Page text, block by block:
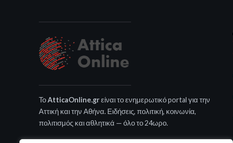
ΤοAtticaOnline.grείναι το ενημερωτικό portal για την
Αττική και την Αθήνα. Ειδήσεις, πολιτική, κοινωνία,
πολιτισμός και αθλητικά — όλο το 24ωρο.